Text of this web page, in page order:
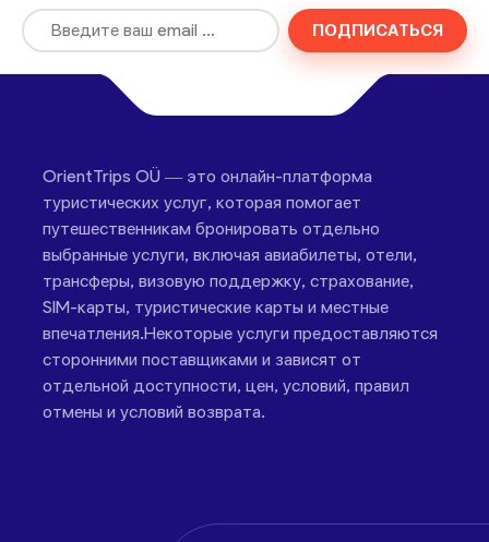
ПОДПИСАТЬСЯ
OrientTrips OÜ — это онлайн-платформа
туристических услуг, которая помогает
путешественникам бронировать отдельно
выбранные услуги, включая авиабилеты, отели,
трансферы, визовую поддержку, страхование,
SIM-карты, туристические карты и местные
впечатления.Некоторые услуги предоставляются
сторонними поставщиками и зависят от
отдельной доступности, цен, условий, правил
отмены и условий возврата.